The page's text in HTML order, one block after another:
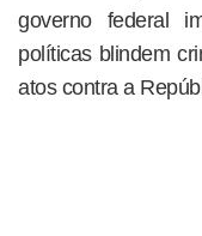
governo federal
políticas blindem
atos contra a